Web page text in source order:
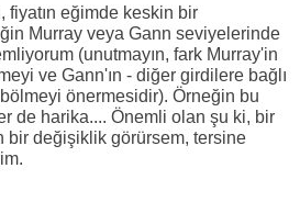
eğimde keskin bir
Murray veya Gann seviyelerinde
(unutmayın, fark Murray'in
ve Gann'ın - diğer girdilere bağlı
önermesidir). Örneğin bu
de harika.... Önemli olan şu ki, bir
bir değişiklik görürsem, tersine